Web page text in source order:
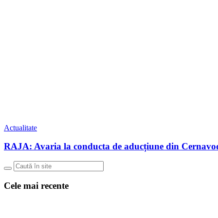
Actualitate
RAJA: Avaria la conducta de aducțiune din
Cele mai recente